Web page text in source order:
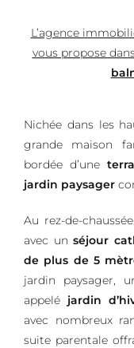
L’agence
vous propose
Nichée dans les
grande maison
bordée d’une
jardin paysager
Au rez-de-
avec unséjour
de plus de 5
jardin paysager,
appelé jardin
avec nombreux
suite parentale